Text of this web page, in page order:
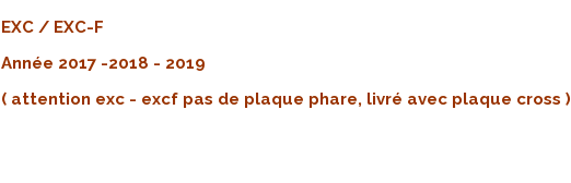
EXC / EXC-F
Année 2017 -2018 - 2019
( attention exc - excf pas de plaque phare, livré avec plaque cross )